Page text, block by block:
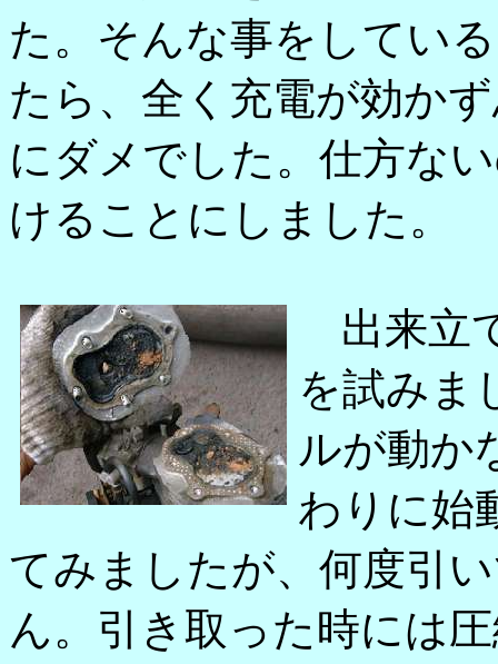
た。そんな事をしてい
たら、全く充電が効か
にダメでした。仕方な
けることにしました。
出来立
を試みま
ルが動か
わりに始
てみましたが、何度引
ん。引き取った時には